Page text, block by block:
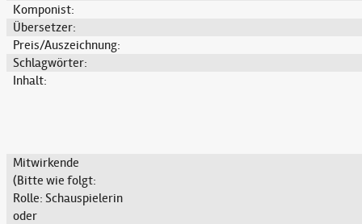
Komponist:
Übersetzer:
Preis/Auszeichnung:
Schlagwörter:
Inhalt:
Mitwirkende
(Bitte wie folgt:
Rolle: Schauspielerin
oder